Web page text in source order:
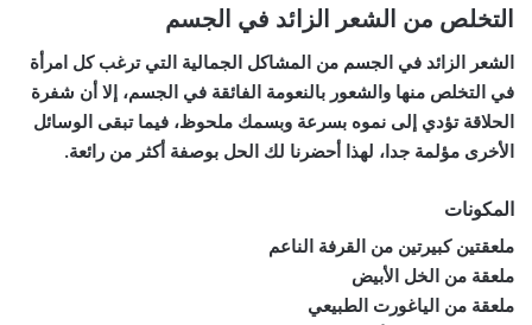
التخلص من الشعر الزائد في الجسم
الشعر الزائد في الجسم من المشاكل الجمالية التي ترغب كل امرأة
في التخلص منها والشعور بالنعومة الفائقة في الجسم، إلا أن شفرة
الحلاقة تؤدي إلى نموه بسرعة وبسمك ملحوظ، فيما تبقى الوسائل
الأخرى مؤلمة جدا، لهذا أحضرنا لك الحل بوصفة أكثر من رائعة.
المكونات
ملعقتين كبيرتين من القرفة الناعم
ملعقة من الخل الأبيض
ملعقة من الياغورت الطبيعي